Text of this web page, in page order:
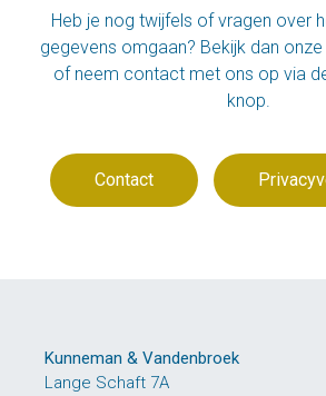
Heb je nog twijfels of vragen over
gegevens omgaan? Bekijk dan
of neem contact met ons op via
knop.
Contact
Kunneman & Vandenbroek
Lange Schaft 7A